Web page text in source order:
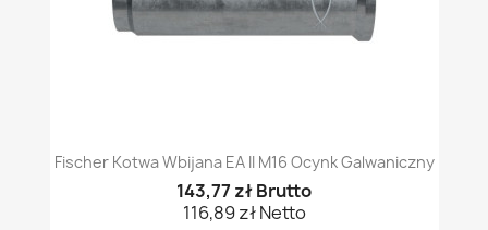
Fischer Kotwa Wbijana EA II M16 Ocynk Galwaniczny
143,77 zł Brutto
116,89 zł Netto